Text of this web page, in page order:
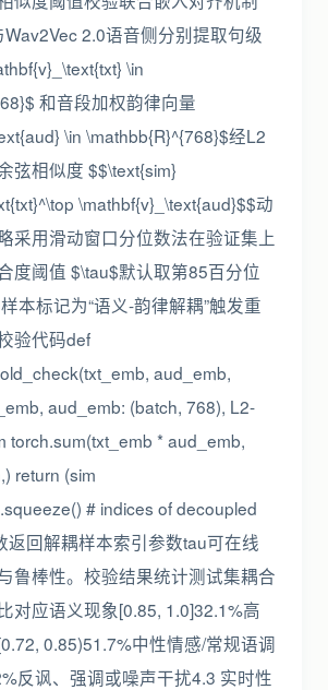
Wav2Vec 2.0语音侧分别提取句级
\in
和音段加权韵律向量
\in \mathbb{R}^{768}$经L2
弦相似度 $$\text{sim}
\mathbf{v}_\text{aud}$$动
采用滑动窗口分位数法在验证集上
度阈值 $\tau$默认取第85百分位
本标记为“语义-韵律解耦”触发重
验代码def
aud_emb,
aud_emb: (batch, 768), L2-
torch.sum(txt_emb * aud_emb,
return (sim
# indices of decoupled
返回解耦样本索引参数tau可在线
鲁棒性。校验结果统计测试集耦合
对应语义现象[0.85, 1.0]32.1%高
0.85)51.7%中性情感/常规语调
反讽、强调或噪声干扰4.3 实时性